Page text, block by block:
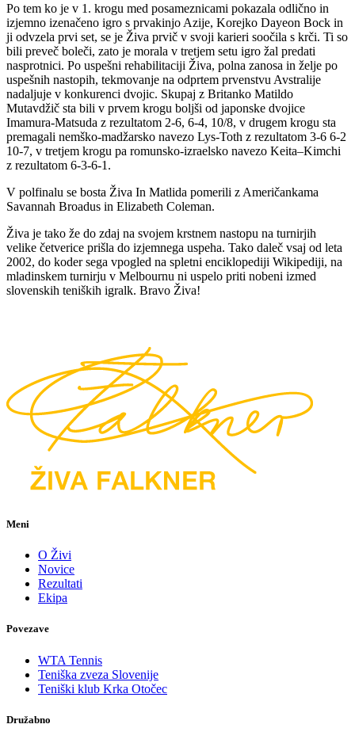
Po tem ko je v 1. krogu med posameznicami pokazala odlično in
izjemno izenačeno igro s prvakinjo Azije, Korejko Dayeon Bock in
ji odvzela prvi set, se je Živa prvič v svoji karieri soočila s krči. Ti so
bili preveč boleči, zato je morala v tretjem setu igro žal predati
nasprotnici. Po uspešni rehabilitaciji Živa, polna zanosa in želje po
uspešnih nastopih, tekmovanje na odprtem prvenstvu Avstralije
nadaljuje v konkurenci dvojic. Skupaj z Britanko Matildo
Mutavdžič sta bili v prvem krogu boljši od japonske dvojice
Imamura-Matsuda z rezultatom 2-6, 6-4, 10/8, v drugem krogu sta
premagali nemško-madžarsko navezo Lys-Toth z rezultatom 3-6 6-2
10-7, v tretjem krogu pa romunsko-izraelsko navezo Keita–Kimchi
z rezultatom 6-3-6-1.
V polfinalu se bosta Živa In Matlida pomerili z Američankama
Savannah Broadus in Elizabeth Coleman.
Živa je tako že do zdaj na svojem krstnem nastopu na turnirjih
velike četverice prišla do izjemnega uspeha. Tako daleč vsaj od leta
2002, do koder sega vpogled na spletni enciklopediji Wikipediji, na
mladinskem turnirju v Melbournu ni uspelo priti nobeni izmed
slovenskih teniških igralk. Bravo Živa!
Meni
O Živi
Novice
Rezultati
Ekipa
Povezave
WTA Tennis
Teniška zveza Slovenije
Teniški klub Krka Otočec
Družabno